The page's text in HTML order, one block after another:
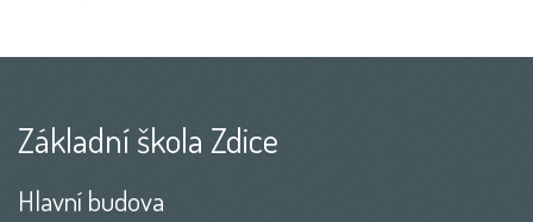
Základní škola Zdice
Hlavní budova